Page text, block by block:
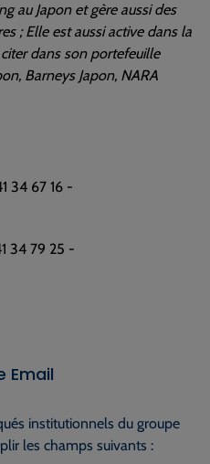
au Japon et gère aussi des
; Elle est aussi active dans la
dans son portefeuille
Barneys Japon, NARA
34 67 16 -
34 79 25 -
Email
institutionnels du groupe
les champs suivants :